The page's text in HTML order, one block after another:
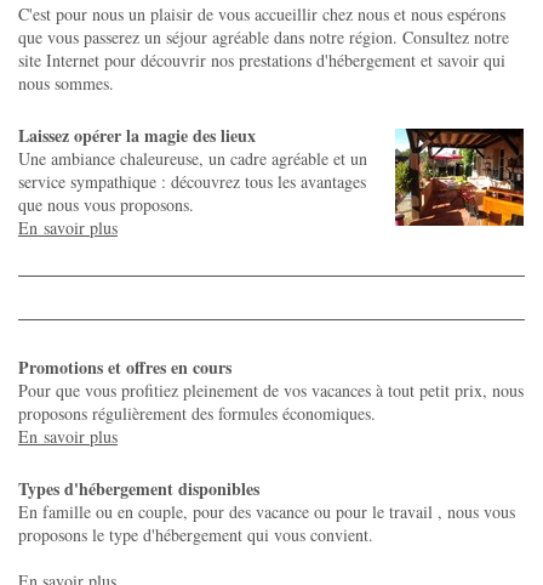
C'est pour nous un plaisir de vous accueillir chez nous et nous espérons
que vous passerez un séjour agréable dans notre région. Consultez notre
site Internet pour découvrir nos prestations d'hébergement et savoir qui
nous sommes.
Laissez opérer la magie des lieux
Une ambiance chaleureuse, un cadre agréable et un
service sympathique : découvrez tous les avantages
que nous vous proposons.
En savoir plus
Promotions et offres en cours
Pour que vous profitiez pleinement de vos vacances à tout petit prix, nous
proposons régulièrement des formules économiques.
En savoir plus
Types d'hébergement disponibles
En famille ou en couple, pour des vacance ou pour le travail , nous vous
proposons le type d'hébergement qui vous convient.
En savoir plus